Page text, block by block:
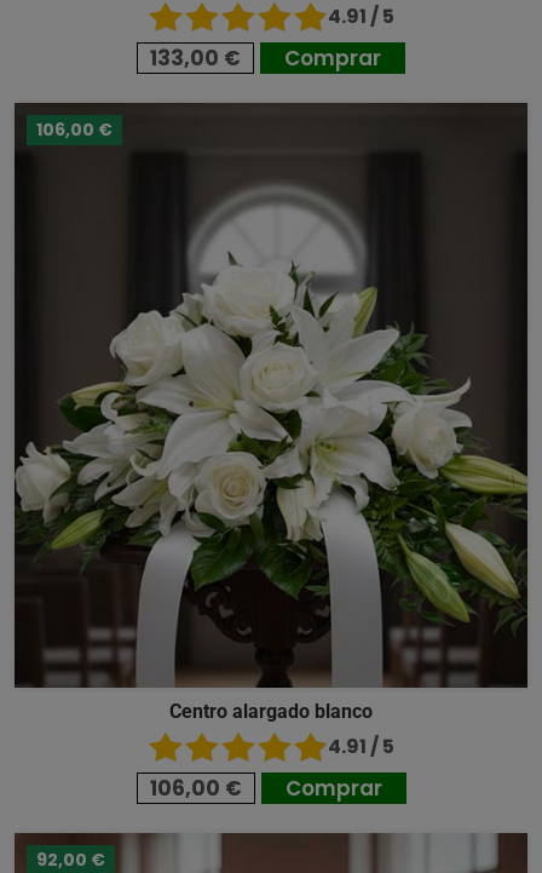
4.91 / 5
133,00 € Comprar
106,00 €
Centro alargado blanco
4.91 / 5
106,00 € Comprar
92,00 €